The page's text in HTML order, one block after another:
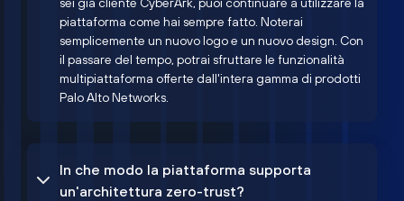
sei già cliente CyberArk, puoi continuare a utilizzare la
piattaforma come hai sempre fatto. Noterai
semplicemente un nuovo logo e un nuovo design. Con
il passare del tempo, potrai sfruttare le funzionalità
multipiattaforma offerte dall'intera gamma di prodotti
Palo Alto Networks.
In che modo la piattaforma supporta
un'architettura zero-trust?